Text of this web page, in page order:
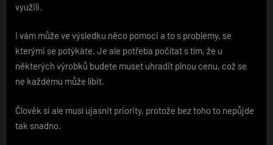
využili.
I vám může ve výsledku něco pomoci a to s problémy, se
kterými se potýkáte. Je ale potřeba počítat s tím, že u
některých výrobků budete muset uhradit plnou cenu, což se
ne každému může líbit.
Člověk si ale musí ujasnit priority, protože bez toho to nepůjde
tak snadno.